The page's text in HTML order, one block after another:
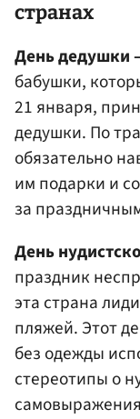
странах
День дедушки
бабушки,
21 января,
дедушки. По
обязательно
им подарки и
за
День
праздник
эта страна
пляжей. Этот
без одежды
стереотипы о